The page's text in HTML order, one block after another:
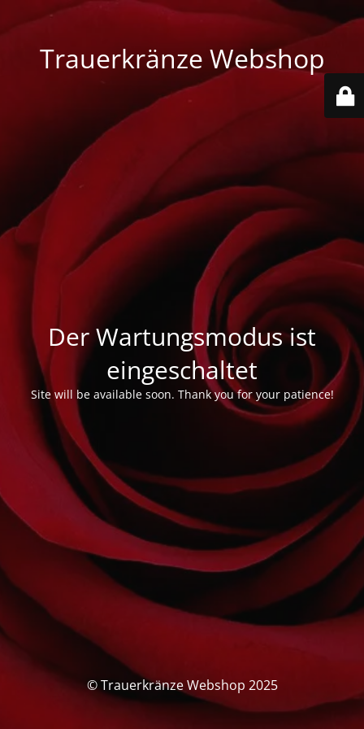
Trauerkränze Webshop
Der Wartungsmodus ist
eingeschaltet
Site will be available soon. Thank you for your patience!
© Trauerkränze Webshop 2025